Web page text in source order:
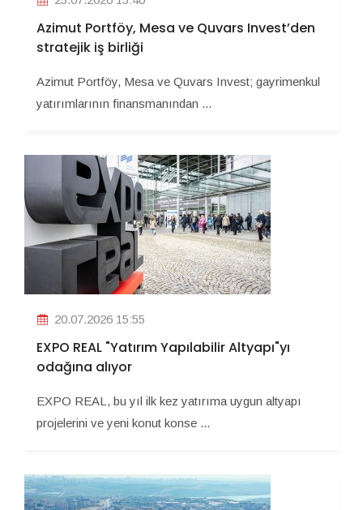
Azimut Portföy, Mesa ve Quvars Invest’den
stratejik iş birliği
Azimut Portföy, Mesa ve Quvars Invest; gayrimenkul
yatırımlarının finansmanından ...
20.07.2026 15:55
EXPO REAL "Yatırım Yapılabilir Altyapı"yı
odağına alıyor
EXPO REAL, bu yıl ilk kez yatırıma uygun altyapı
projelerini ve yeni konut konse ...